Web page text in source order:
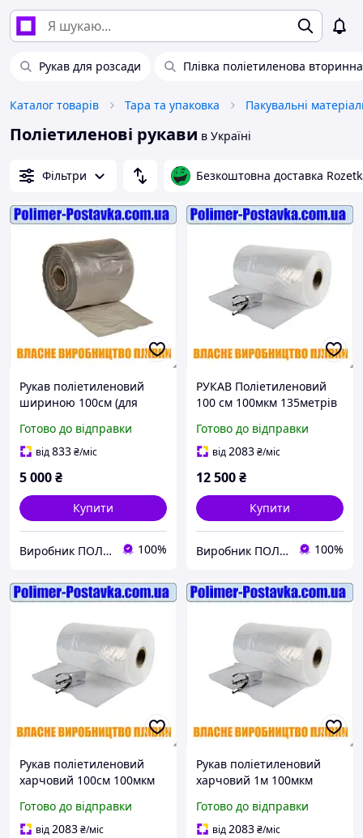
Рукав для розсади Плівка поліетиленова вторинна
Каталог товарів Тара та упаковка Пакувальні
Поліетиленові рукави в Україні
Фільтри Безкоштовна доставка
Рукав поліетиленовий
шириною 100см (для
до 63см) 80мкм 170метрів
(з вторсировини)
Готово до відправки
від833₴/міс
5 000₴
Купити
Виробник ПОЛІМЕР ПОСТАВКА 100%
РУКАВ Поліетиленовий
100 см 100мкм 135метрів
продуктів)
Готово до відправки
від2083₴/міс
12 500₴
Купити
Виробник ПОЛІМЕР ПОСТАВКА 100%
Рукав поліетиленовий
харчовий 100см 100мкм
первинний харчовий)
Готово до відправки
від2083₴/міс
Рукав поліетиленовий
харчовий 1м 100мкм
первинний харчовий)
Готово до відправки
від2083₴/міс